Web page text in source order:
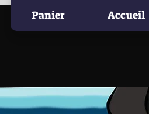
Panier Accueil